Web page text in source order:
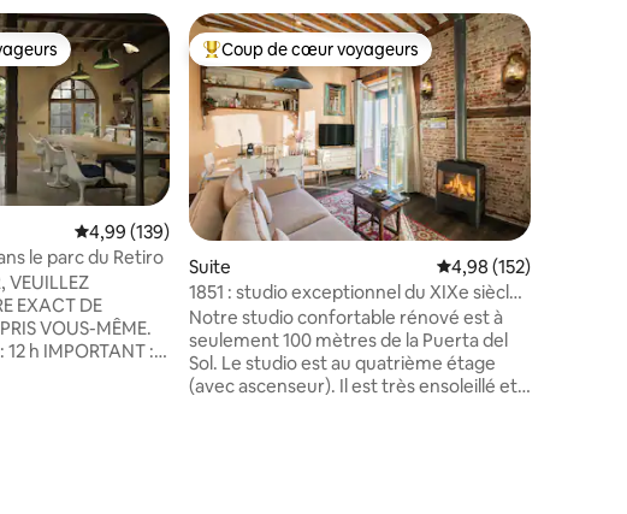
commentaires : 4,97 sur 5
les plus appréciés
Évaluation moyenne sur la base de 139 commentaires : 4,99 sur 5
4,99 (139)
le parc du Retiro
VEUILLEZ
EXACT DE
VOUS-MÊME.
:
Coups de cœur voyageurs les plus appréciés
Coup de cœur voyageurs
Suite Évaluation moyenne
4,98 (152)
1851 : studio exceptionnel du XIXe siècle
à Madrid
Notre studio confortable rénové est à
seulement 100 mètres de la Puerta del
Sol. Le studio est au quatrième étage
(avec ascenseur). Il est très ensoleillé et